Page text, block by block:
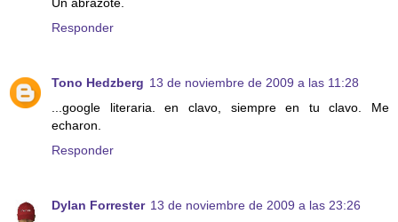
Un abrazote.
Responder
Tono Hedzberg 13 de noviembre de 2009 a las 11:28
...google literaria. en clavo, siempre en tu clavo. Me
echaron.
Responder
Dylan Forrester 13 de noviembre de 2009 a las 23:26